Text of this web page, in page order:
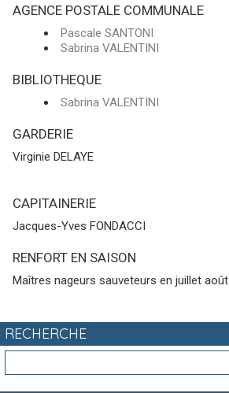
AGENCE POSTALE COMMUNALE
Pascale SANTONI
Sabrina VALENTINI
BIBLIOTHEQUE
Sabrina VALENTINI
GARDERIE
Virginie DELAYE
CAPITAINERIE
Jacques-Yves FONDACCI
RENFORT EN SAISON
Maîtres nageurs sauveteurs en juillet août
RECHERCHE